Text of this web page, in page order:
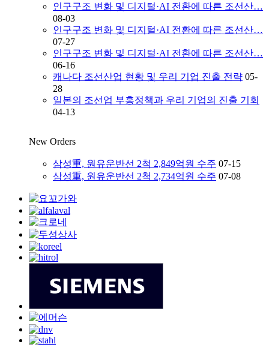
인구구조 변화 및 디지털·AI 전환에 따른 조선산…
08-03
인구구조 변화 및 디지털·AI 전환에 따른 조선산…
07-27
인구구조 변화 및 디지털·AI 전환에 따른 조선산…
06-16
캐나다 조선산업 현황 및 우리 기업 진출 전략 05-
28
일본의 조선업 부흥정책과 우리 기업의 진출 기회
04-13
New Orders
삼성重, 원유운반선 2척 2,849억원 수주 07-15
삼성重, 원유운반선 2척 2,734억원 수주 07-08